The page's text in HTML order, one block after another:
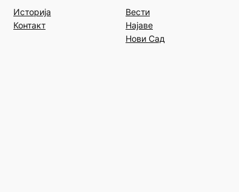
Историја
Контакт
Вести
Најаве
Нови Сад